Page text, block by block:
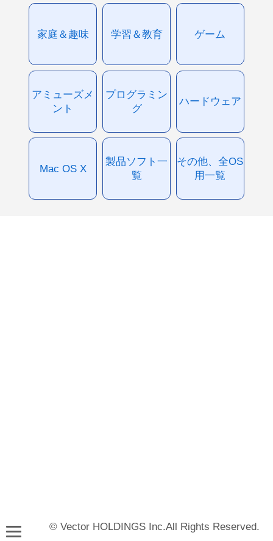
家庭＆趣味 学習＆教育 ゲーム
アミューズメ
ント
プログラミン
グ
ハードウェア
Mac OS X
製品ソフト一
覧
その他、全OS
用一覧
© Vector HOLDINGS Inc.All Rights Reserved.